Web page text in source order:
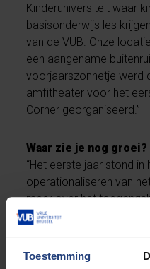
Toestemming
Kinderuniversiteit waar
basisonderwijs les
van de VUB. Onze
een aangename
voorjaarszonnetje werd
amfitheater voor het
Corner georganiseerd.”
Waar zie je nog groei?
“Het eerste jaar stond in
operationaliseren van
meer over het
het beleid en de
gebruikers en kwamen